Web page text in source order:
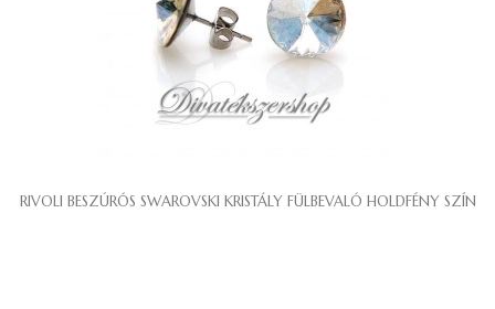
RIVOLI BESZÚRÓS SWAROVSKI KRISTÁLY FÜLBEVALÓ HOLDFÉNY SZÍN